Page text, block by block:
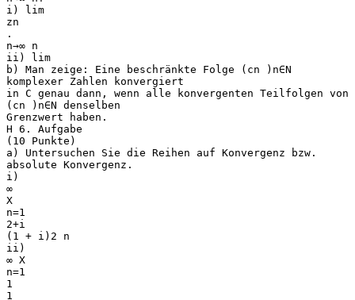
i) lim
zn
.
n→∞ n
ii) lim
b) Man zeige: Eine beschränkte Folge (cn )n∈N
komplexer Zahlen konvergiert
in C genau dann, wenn alle konvergenten Teilfolgen von
(cn )n∈N denselben
Grenzwert haben.
H 6. Aufgabe
(10 Punkte)
a) Untersuchen Sie die Reihen auf Konvergenz bzw.
absolute Konvergenz.
i)
∞
X
n=1
2+i
(1 + i)2 n
ii)
∞ X
n=1
1
1